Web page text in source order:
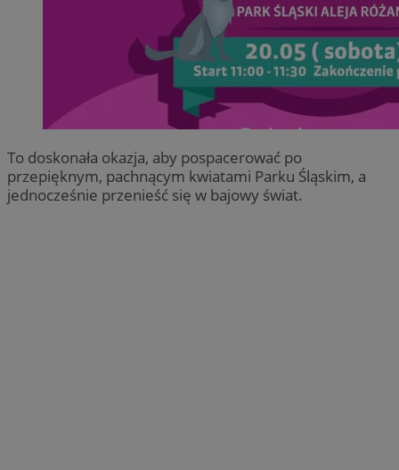
To doskonała okazja, aby pospacerować po
przepięknym, pachnącym kwiatami Parku Śląskim, a
jednocześnie przenieść się w bajowy świat.